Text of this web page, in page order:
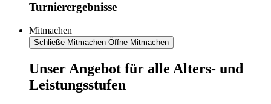
Turnierergebnisse
Mitmachen
Schließe Mitmachen Öffne Mitmachen
​​​Unser Angebot für alle Alters- und
Leistungsstufen